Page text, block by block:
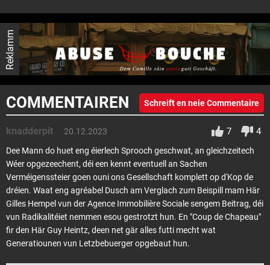
Reklamm
COMMENTAIREN Schreift en neie Commentaire
knadderpit 20.12.2023 7 4
Dee Mann do huet eng éierlech Sprooch geschwat, an gleichzeitech
Wéer opgezeechent, déi een kennt eventuell an Sachen
Verméigenssteier goen ouni ons Gesellschaft komplett op d'Kop de
dréien. Waat eng agréabel Dusch am Verglach zum Beispill mam Här
Gilles Hempel vun der Agence Immobilière Sociale sengem Beitrag, déi
vun Radikalitéiet nemmen esou gestrotzt hun. En "Coup de Chapeau"
fir den Här Guy Heintz, deen net gär alles futti mecht wat
Generatiounen vun Letzbebuerger opgebaut hun.